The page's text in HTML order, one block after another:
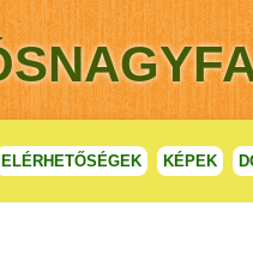
ELÉRHETŐSÉGEK KÉPEK